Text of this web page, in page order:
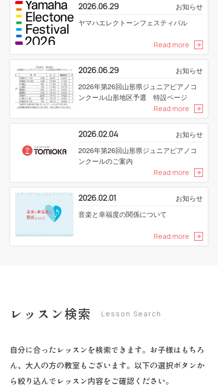
2026.06.29
お知らせ
ヤマハエレクトーンフェスティバル
Read more
2026.06.29
お知らせ
2026年第26回山形県ジュニアピアノコ
ンクール山形地区予選 特設ページ
Read more
2026.02.04
お知らせ
2026年第26回山形県ジュニアピアノコ
ンクールのご案内
Read more
2026.02.01
お知らせ
音楽と幸福度の関係について
Read more
レッスン検索 Lesson Search
自分に合ったレッスンを検索できます。お子様はもちろ
ん、大人の方の教室もございます。以下の選択ボタンか
ら絞り込んでレッスン内容をご確認ください。